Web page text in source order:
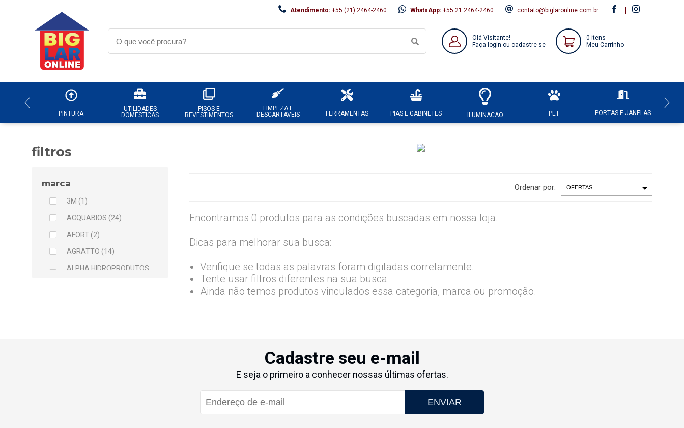
Atendimento: +55 (21) 2464-2460 WhatsApp: +55 21 2464-2460 contato@biglaronline.com.br
Olá Visitante!
Faça login ou cadastre-se
0 itens
Meu Carrinho
PINTURA
UTILIDADES
DOMESTICAS
PISOS E
REVESTIMENTOS
LIMPEZA E
DESCARTAVEIS
FERRAMENTAS PIAS E GABINETES ILUMINACAO PET PORTAS E JANELAS
filtros
marca
3M (1)
ACQUABIOS (24)
AFORT (2)
AGRATTO (14)
ALPHA HIDROPRODUTOS
Ordenar por:
Encontramos 0 produtos para as condições buscadas em nossa loja.
Dicas para melhorar sua busca:
Verifique se todas as palavras foram digitadas corretamente.
Tente usar filtros diferentes na sua busca
Ainda não temos produtos vinculados essa categoria, marca ou promoção.
Cadastre seu e-mail
E seja o primeiro a conhecer nossas últimas ofertas.
ENVIAR